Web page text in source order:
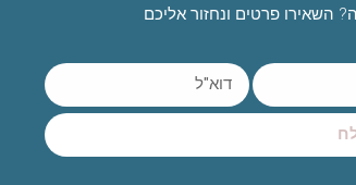
השאירו פרטים ונחזור אליכם